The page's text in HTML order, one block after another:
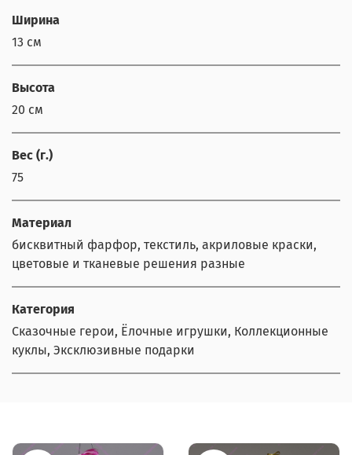
Ширина
13 см
Высота
20 см
Вес (г.)
75
Материал
бисквитный фарфор, текстиль, акриловые краски,
цветовые и тканевые решения разные
Категория
Сказочные герои, Ёлочные игрушки, Коллекционные
куклы, Эксклюзивные подарки